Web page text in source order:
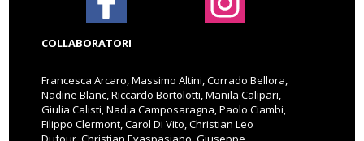
COLLABORATORI
Francesca Arcaro, Massimo Altini, Corrado Bellora,
Nadine Blanc, Riccardo Bortolotti, Manila Calipari,
Giulia Calisti, Nadia Camposaragna, Paolo Ciambi,
Filippo Clermont, Carol Di Vito, Christian Leo